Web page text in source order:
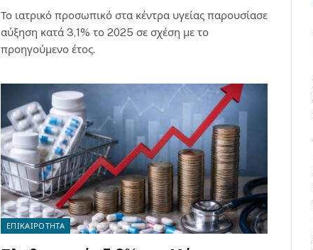
Το ιατρικό προσωπικό στα κέντρα υγείας παρουσίασε
αύξηση κατά 3,1% το 2025 σε σχέση με το
προηγούμενο έτος.
ΕΠΙΚΑΙΡΟΤΗΤΑ